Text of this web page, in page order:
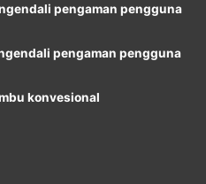
pengaman pengguna
pengaman pengguna
konvesional